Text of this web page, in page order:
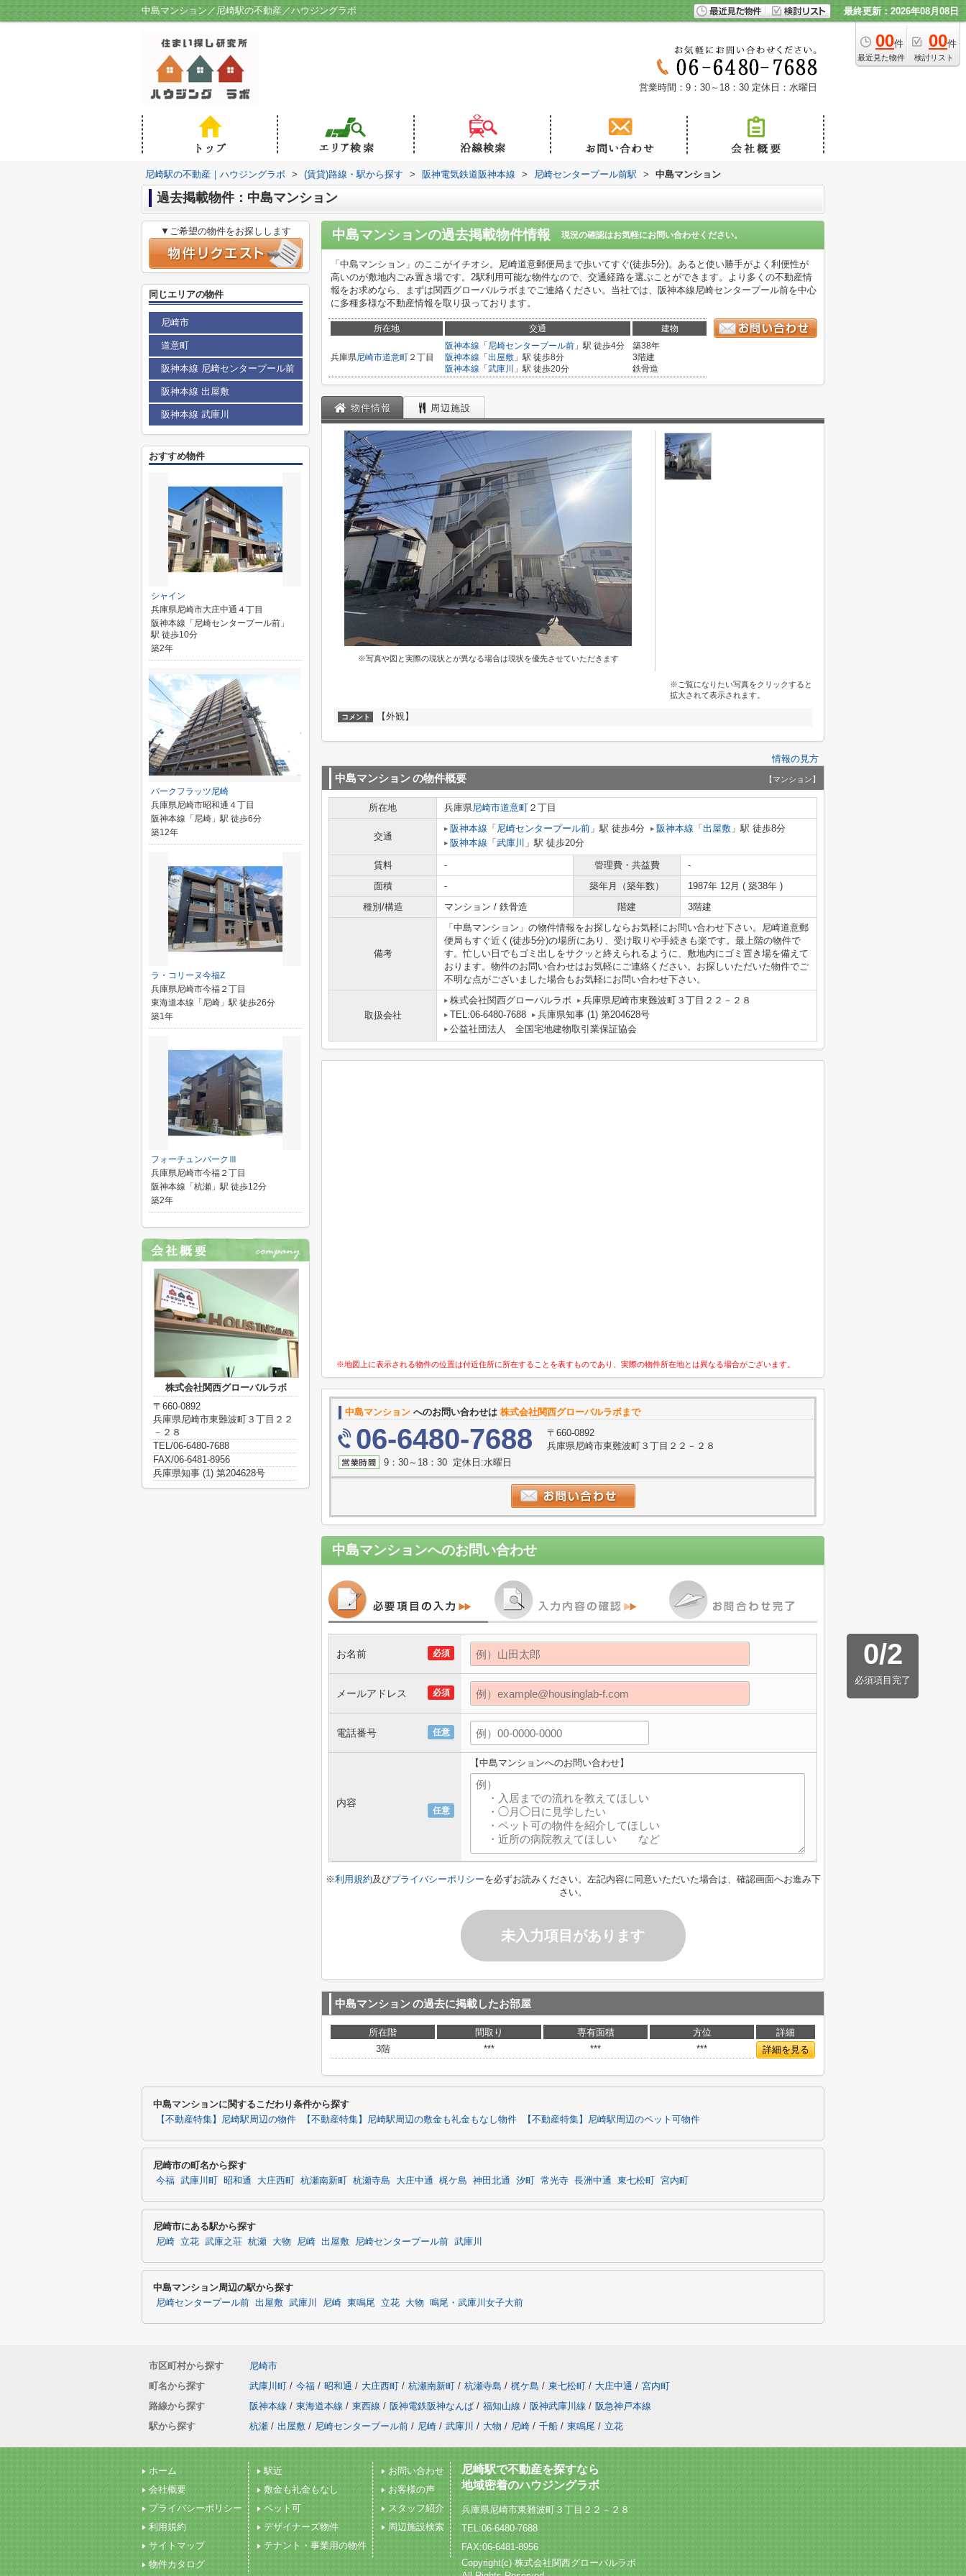
中島マンション／尼崎駅の不動産／ハウジングラボ 最終更新：2026年08月08日
00件
最近見た物件
00件
検討リスト
営業時間：9：30～18：30 定休日：水曜日
尼崎駅の不動産｜ハウジングラボ > (賃貸)路線・駅から探す > 阪神電気鉄道阪神本線 > 尼崎センタープール前駅 > 中島マンション
過去掲載物件：中島マンション
中島マンションの過去掲載物件情報 現況の確認はお気軽にお問い合わせください。
「中島マンション」のここがイチオシ。尼崎道意郵便局まで歩いてすぐ(徒歩5分)。あると使い勝手がよく利便性が
高いのが敷地内ごみ置き場です。2駅利用可能な物件なので、交通経路を選ぶことができます。より多くの不動産情
報をお求めなら、まずは関西グローバルラボまでご連絡ください。当社では、阪神本線尼崎センタープール前を中心
に多種多様な不動産情報を取り扱っております。
所在地 交通 建物
兵庫県尼崎市道意町 ２丁目
阪神本線 「 尼崎センタープール前 」駅 徒歩4分
阪神本線 「 出屋敷 」駅 徒歩8分
阪神本線 「 武庫川 」駅 徒歩20分
築38年
3階建
鉄骨造
物件情報 周辺施設
※写真や図と実際の現状とが異なる場合は現状を優先させていただきます
※ご覧になりたい写真をクリックすると
拡大されて表示されます。
コメント 【外観】
情報の見方
中島マンションの物件概要 【マンション】
所在地 兵庫県尼崎市道意町 ２丁目
交通
阪神本線 「 尼崎センタープール前 」駅 徒歩4分 阪神本線 「 出屋敷 」駅 徒歩8分
阪神本線 「 武庫川 」駅 徒歩20分
賃料 - 管理費・共益費
-
面積
- 築年月（築年数）
1987年 12月 ( 築38年 )
種別/構造
マンション / 鉄骨造 階建 3階建
備考
「中島マンション」の物件情報をお探しならお気軽にお問い合わせ下さい。尼崎道意郵
便局もすぐ近く(徒歩5分)の場所にあり、受け取りや手続きも楽です。最上階の物件で
す。忙しい日でもゴミ出しをサクッと終えられるように、敷地内にゴミ置き場を備えて
おります。物件のお問い合わせはお気軽にご連絡ください。お探しいただいた物件でご
不明な点がございました場合もお気軽にお問い合わせ下さい。
取扱会社
株式会社関西グローバルラボ
兵庫県尼崎市東難波町３丁目２２－２８
TEL:06-6480-7688
兵庫県知事 (1) 第204628号
公益社団法人 全国宅地建物取引業保証協会
※地図上に表示される物件の位置は付近住所に所在することを表すものであり、実際の物件所在地とは異なる場合がございます。
中島マンション へのお問い合わせは 株式会社関西グローバルラボまで
06-6480-7688
〒660-0892
兵庫県尼崎市東難波町３丁目２２－２８
9：30～18：30 定休日:水曜日
中島マンションへのお問い合わせ
0/2
必須項目完了
必須
お名前
必須
メールアドレス
任意
電話番号
任意
内容
【中島マンションへのお問い合わせ】
※利用規約及びプライバシーポリシーを必ずお読みください。左記内容に同意いただいた場合は、確認画面へお進み下
さい。
未入力項目があります
中島マンションの過去に掲載したお部屋
所在階 間取り 専有面積 方位
詳細
3階
*** *** *** 詳細を見る
▼ご希望の物件をお探しします
同じエリアの物件
尼崎市
道意町
阪神本線 尼崎センタープール前
阪神本線 出屋敷
阪神本線 武庫川
おすすめ物件
シャイン
兵庫県尼崎市大庄中通４丁目
阪神本線「尼崎センタープール前」
駅 徒歩10分
築2年
パークフラッツ尼崎
兵庫県尼崎市昭和通４丁目
阪神本線「尼崎」駅 徒歩6分
築12年
ラ・コリーヌ今福Z
兵庫県尼崎市今福２丁目
東海道本線「尼崎」駅 徒歩26分
築1年
フォーチュンパークⅢ
兵庫県尼崎市今福２丁目
阪神本線「杭瀬」駅 徒歩12分
築2年
株式会社関西グローバルラボ
〒660-0892
兵庫県尼崎市東難波町３丁目２２
－２８
TEL/06-6480-7688
FAX/06-6481-8956
兵庫県知事 (1) 第204628号
中島マンションに関するこだわり条件から探す
【不動産特集】尼崎駅周辺の物件 【不動産特集】尼崎駅周辺の敷金も礼金もなし物件 【不動産特集】尼崎駅周辺のペット可物件
尼崎市の町名から探す
今福 武庫川町 昭和通 大庄西町 杭瀬南新町 杭瀬寺島 大庄中通 梶ケ島 神田北通 汐町 常光寺 長洲中通 東七松町 宮内町
尼崎市にある駅から探す
尼崎 立花 武庫之荘 杭瀬 大物 尼崎 出屋敷 尼崎センタープール前 武庫川
中島マンション周辺の駅から探す
尼崎センタープール前 出屋敷 武庫川 尼崎 東鳴尾 立花 大物 鳴尾・武庫川女子大前
市区町村から探す
尼崎市
町名から探す
武庫川町 / 今福 / 昭和通 / 大庄西町 / 杭瀬南新町 / 杭瀬寺島 / 梶ケ島 / 東七松町 / 大庄中通 / 宮内町
路線から探す
阪神本線 / 東海道本線 / 東西線 / 阪神電鉄阪神なんば / 福知山線 / 阪神武庫川線 / 阪急神戸本線
駅から探す
杭瀬 / 出屋敷 / 尼崎センタープール前 / 尼崎 / 武庫川 / 大物 / 尼崎 / 千船 / 東鳴尾 / 立花
ホーム
会社概要
プライバシーポリシー
利用規約
サイトマップ
物件カタログ
駅近
敷金も礼金もなし
ペット可
デザイナーズ物件
テナント・事業用の物件
お問い合わせ
お客様の声
スタッフ紹介
周辺施設検索
尼崎駅で不動産を探すなら
地域密着のハウジングラボ
兵庫県尼崎市東難波町３丁目２２－２８
TEL:06-6480-7688
FAX:06-6481-8956
Copyright(c) 株式会社関西グローバルラボ